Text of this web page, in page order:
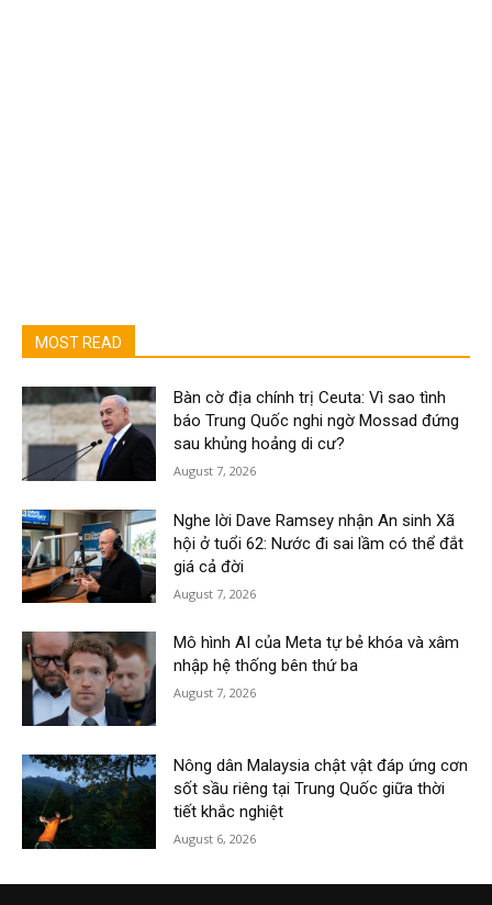
MOST READ
Bàn cờ địa chính trị Ceuta: Vì sao tình
báo Trung Quốc nghi ngờ Mossad đứng
sau khủng hoảng di cư?
August 7, 2026
Nghe lời Dave Ramsey nhận An sinh Xã
hội ở tuổi 62: Nước đi sai lầm có thể đắt
giá cả đời
August 7, 2026
Mô hình AI của Meta tự bẻ khóa và xâm
nhập hệ thống bên thứ ba
August 7, 2026
Nông dân Malaysia chật vật đáp ứng cơn
sốt sầu riêng tại Trung Quốc giữa thời
tiết khắc nghiệt
August 6, 2026